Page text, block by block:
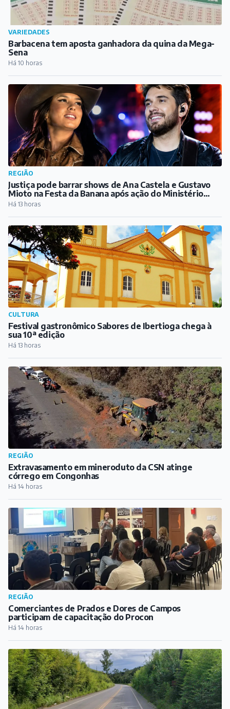
VARIEDADES
Barbacena tem aposta ganhadora da quina da Mega-
Sena
Há 10 horas
REGIÃO
Justiça pode barrar shows de Ana Castela e Gustavo
Mioto na Festa da Banana após ação do Ministério
Público
Há 13 horas
CULTURA
Festival gastronômico Sabores de Ibertioga chega à
sua 10ª edição
Há 13 horas
REGIÃO
Extravasamento em mineroduto da CSN atinge
córrego em Congonhas
Há 14 horas
REGIÃO
Comerciantes de Prados e Dores de Campos
participam de capacitação do Procon
Há 14 horas